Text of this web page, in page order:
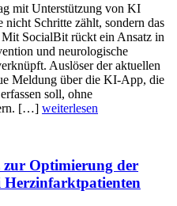
mit Unterstützung von KI
Schritte zählt, sondern das
Mit SocialBit rückt ein Ansatz in
und neurologische
Auslöser der aktuellen
Meldung über die KI-App, die
soll, ohne
[…] weiterlesen
zur Optimierung der
Herzinfarktpatienten